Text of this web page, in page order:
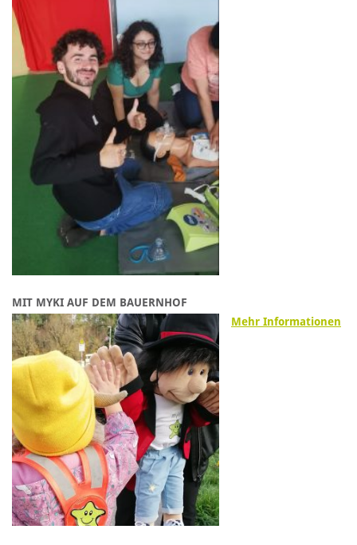
MIT MYKI AUF DEM BAUERNHOF
Mehr Informationen